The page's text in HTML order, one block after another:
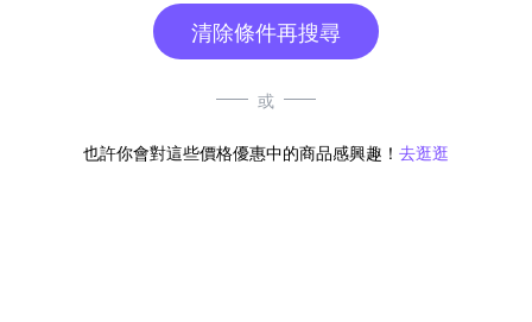
清除條件再搜尋
或
也許你會對這些價格優惠中的商品感興趣！ 去逛逛